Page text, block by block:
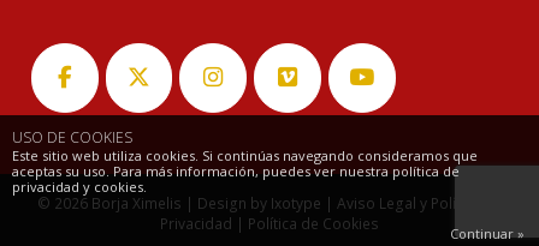
USO DE COOKIES
Este sitio web utiliza cookies. Si continúas navegando consideramos que
aceptas su uso. Para más información, puedes ver nuestra política de
privacidad y cookies.
Continuar »
© 2026 Borja Ximelis | Design by Ixotype | Aviso Legal y Política de
Privacidad | Política de Cookies